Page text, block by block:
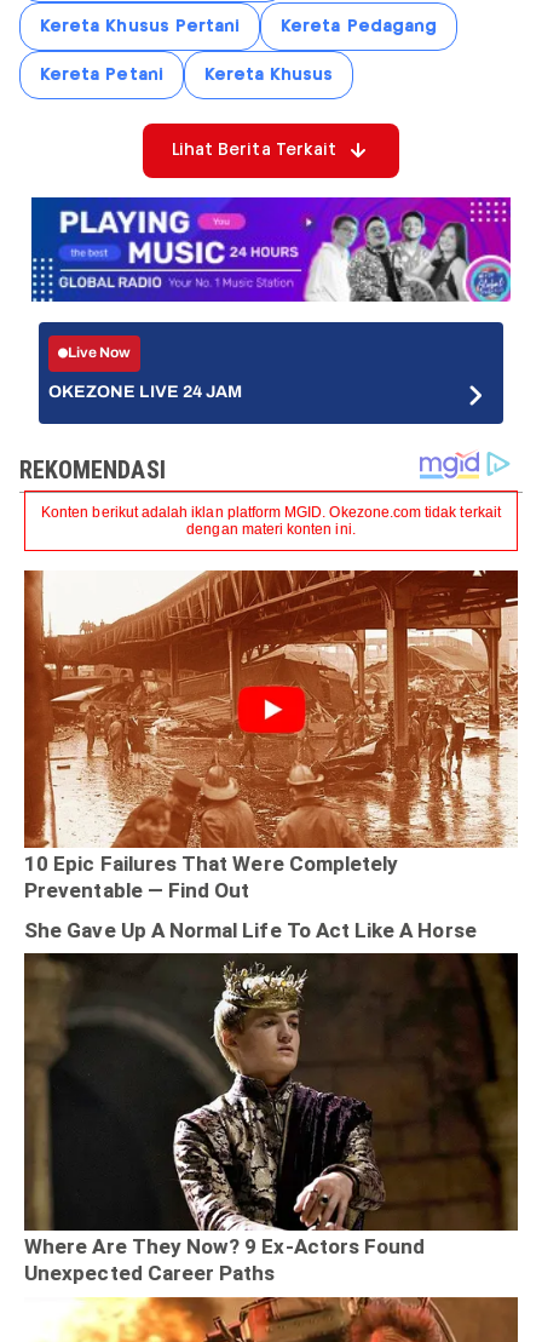
Kereta Khusus Pertani Kereta Pedagang
Kereta Petani Kereta Khusus
Lihat Berita Terkait
Live Now
OKEZONE LIVE 24 JAM